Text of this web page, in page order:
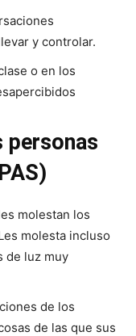
y controlar.
o en los
personas
molestan los
molesta incluso
de luz muy
de los
de las que sus